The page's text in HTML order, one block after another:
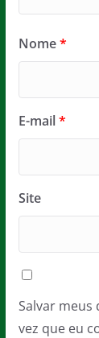
Nome*
E-mail*
Site
Salvar
vez que eu